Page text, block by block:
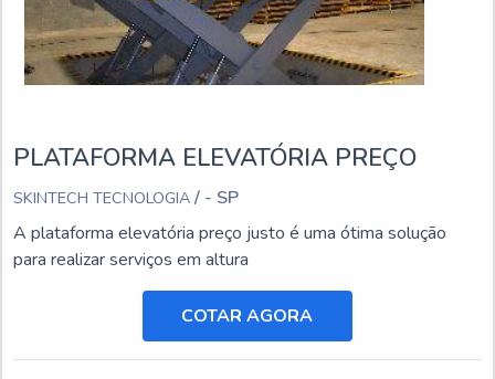
PLATAFORMA ELEVATÓRIA PREÇO
SKINTECH TECNOLOGIA / - SP
A plataforma elevatória preço justo é uma ótima solução
para realizar serviços em altura
COTAR AGORA